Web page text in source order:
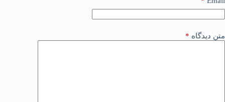
متن دیدگاه *